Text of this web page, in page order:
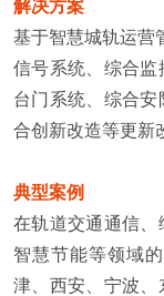
解决方案
基于智慧城轨运营
信号系统、综合
台门系统、综合
合创新改造等更新
典型案例
在轨道交通通信、
智慧节能等领域
津、西安、宁波